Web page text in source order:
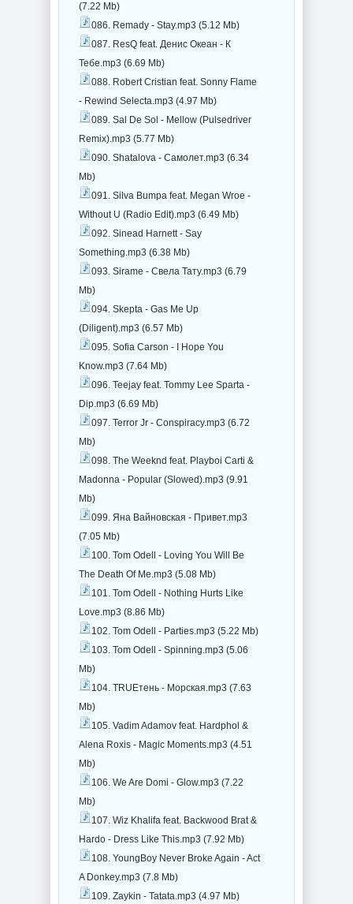
(7.22 Mb)
086. Remady - Stay.mp3 (5.12 Mb)
087. ResQ feat. Денис Океан - К
Тебе.mp3 (6.69 Mb)
088. Robert Cristian feat. Sonny Flame
- Rewind Selecta.mp3 (4.97 Mb)
089. Sal De Sol - Mellow (Pulsedriver
Remix).mp3 (5.77 Mb)
090. Shatalova - Самолет.mp3 (6.34
Mb)
091. Silva Bumpa feat. Megan Wroe -
Without U (Radio Edit).mp3 (6.49 Mb)
092. Sinead Harnett - Say
Something.mp3 (6.38 Mb)
093. Sirame - Свела Тату.mp3 (6.79
Mb)
094. Skepta - Gas Me Up
(Diligent).mp3 (6.57 Mb)
095. Sofia Carson - I Hope You
Know.mp3 (7.64 Mb)
096. Teejay feat. Tommy Lee Sparta -
Dip.mp3 (6.69 Mb)
097. Terror Jr - Conspiracy.mp3 (6.72
Mb)
098. The Weeknd feat. Playboi Carti &
Madonna - Popular (Slowed).mp3 (9.91
Mb)
099. Яна Вайновская - Привет.mp3
(7.05 Mb)
100. Tom Odell - Loving You Will Be
The Death Of Me.mp3 (5.08 Mb)
101. Tom Odell - Nothing Hurts Like
Love.mp3 (8.86 Mb)
102. Tom Odell - Parties.mp3 (5.22 Mb)
103. Tom Odell - Spinning.mp3 (5.06
Mb)
104. TRUEтень - Морская.mp3 (7.63
Mb)
105. Vadim Adamov feat. Hardphol &
Alena Roxis - Magic Moments.mp3 (4.51
Mb)
106. We Are Domi - Glow.mp3 (7.22
Mb)
107. Wiz Khalifa feat. Backwood Brat &
Hardo - Dress Like This.mp3 (7.92 Mb)
108. YoungBoy Never Broke Again - Act
A Donkey.mp3 (7.8 Mb)
109. Zaykin - Tatata.mp3 (4.97 Mb)